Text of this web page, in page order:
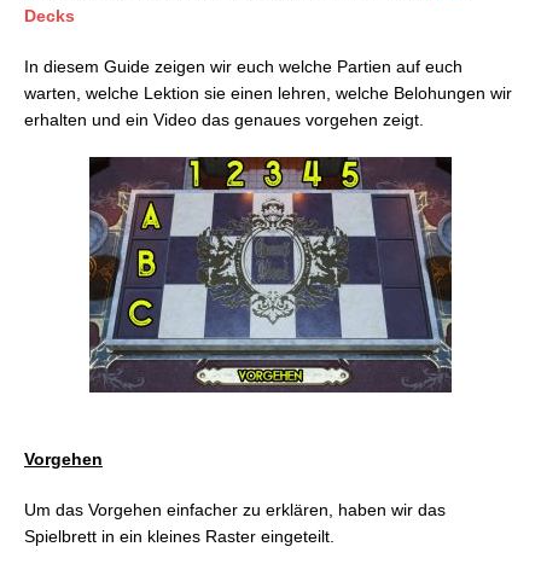
Junon-Region
Shinra-Fähre 8
FFVII Rebirth: Blut der Königin – Die Spieler: Corel-
Region
Gongaga-Region
FFVII Rebirth: Blut der Königin – Die Spieler:
Cosmo Canyon
FFVII Rebirth: Blut der Königin – Die Spieler:
Nibelheim
FFVII Rebirth: Blut der Königin – Die Spieler: Finale
Spieler
FFVII Rebirth: Blut der Königin – Karneval der
Karten (Costa Del Sol)
Decks
In diesem Guide zeigen wir euch welche Partien auf euch
warten, welche Lektion sie einen lehren, welche Belohungen wir
erhalten und ein Video das genaues vorgehen zeigt.
Vorgehen
Um das Vorgehen einfacher zu erklären, haben wir das
Spielbrett in ein kleines Raster eingeteilt.